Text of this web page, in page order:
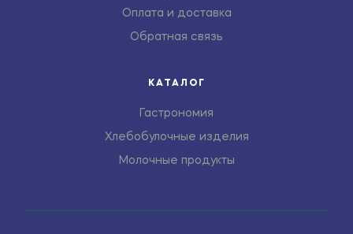
Оплата и доставка
Обратная связь
КАТАЛОГ
Гастрономия
Хлебобулочные изделия
Молочные продукты